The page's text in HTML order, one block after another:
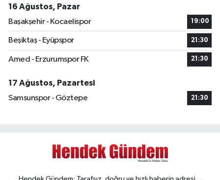
16 Ağustos, Pazar
Başakşehir - Kocaelispor
19:00
Beşiktaş - Eyüpspor 21:30
Amed - Erzurumspor FK 21:30
17 Ağustos, Pazartesi
Samsunspor - Göztepe
21:30